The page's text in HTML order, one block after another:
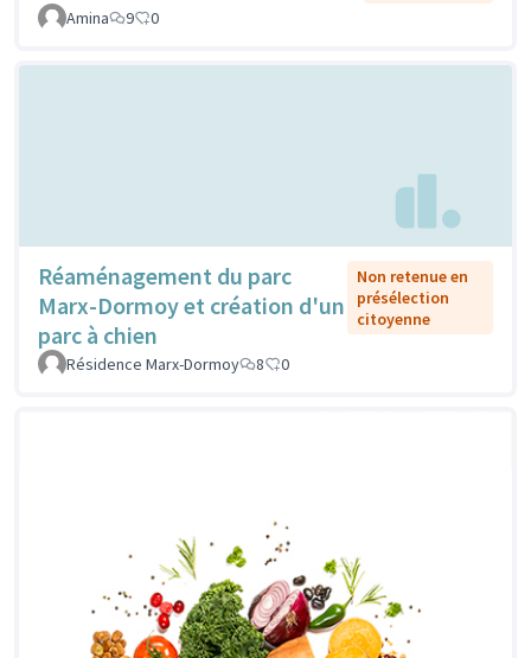
Amina
9 0
Réaménagement du parc
Marx-Dormoy et création d'un
parc à chien
Non retenue en
présélection
citoyenne
Résidence Marx-Dormoy 8 0